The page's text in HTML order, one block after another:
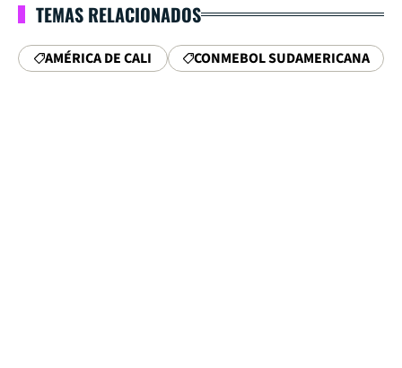
TEMAS RELACIONADOS
AMÉRICA DE CALI CONMEBOL SUDAMERICANA